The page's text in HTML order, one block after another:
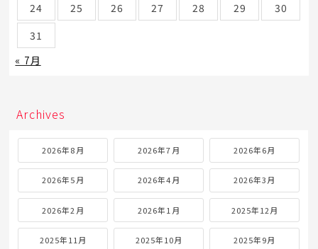
24
25 26 27 28 29
30
31
« 7月
Archives
2026年8月 2026年7月 2026年6月
2026年5月 2026年4月 2026年3月
2026年2月 2026年1月 2025年12月
2025年11月 2025年10月 2025年9月